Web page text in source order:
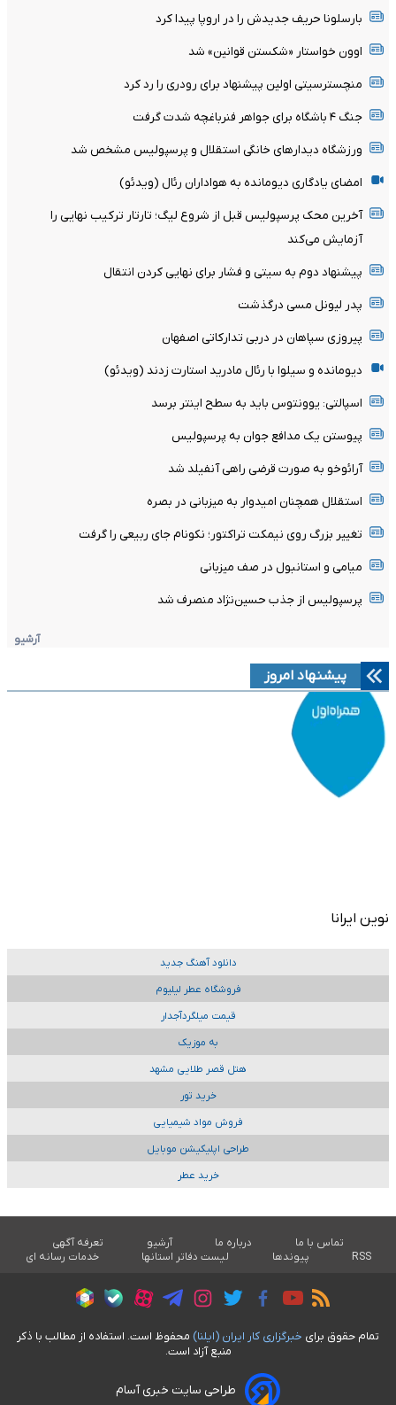
بارسلونا حریف جدیدش را در اروپا پیدا کرد
اوون خواستار «شکستن قوانین» شد
منچسترسیتی اولین پیشنهاد برای رودری را رد کرد
جنگ ۴ باشگاه برای جواهر فنرباغچه شدت گرفت
ورزشگاه دیدارهای خانگی استقلال و پرسپولیس مشخص شد
امضای یادگاری دیومانده به هواداران رئال (ویدئو)
آخرین محک پرسپولیس قبل از شروع لیگ؛ تارتار ترکیب نهایی را
آزمایش می‌کند
پیشنهاد دوم به سیتی و فشار برای نهایی کردن انتقال
پدر لیونل مسی درگذشت
پیروزی سپاهان در دربی تدارکاتی اصفهان
دیومانده و سیلوا با رئال مادرید استارت زدند (ویدئو)
اسپالتی: یوونتوس باید به سطح اینتر برسد
پیوستن یک مدافع جوان به پرسپولیس
آرائوخو به صورت قرضی راهی آنفیلد شد
استقلال همچنان امیدوار به میزبانی در بصره
تغییر بزرگ روی نیمکت تراکتور؛ نکونام جای ربیعی را گرفت
میامی و استانبول در صف میزبانی
پرسپولیس از جذب حسین‌نژاد منصرف شد
آرشیو
پیشنهاد امروز
نوین ایرانا
دانلود آهنگ جدید
فروشگاه عطر لیلیوم
قیمت میلگردآجدار
به موزیک
هتل قصر طلایی مشهد
خرید تور
فروش مواد شیمیایی
طراحی اپلیکیشن موبایل
خرید عطر
تماس با ما درباره ما آرشیو
تعرفه آگهی
RSS
پیوندها لیست دفاتر استانها خدمات رسانه ای
تمام حقوق برای خبرگزاری کار ايران (ايلنا) محفوظ است. استفاده از مطالب با ذکر
منبع آزاد است.
طراحی سایت خبری آسام